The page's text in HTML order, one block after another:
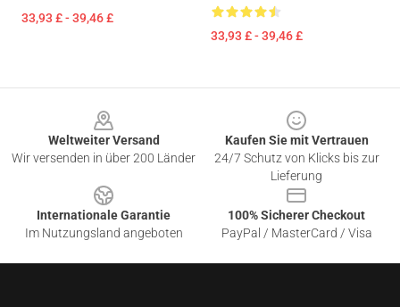
33,93 £ - 39,46 £
33,93 £ - 39,46 £
Weltweiter Versand
Wir versenden in über 200 Länder
Kaufen Sie mit Vertrauen
24/7 Schutz von Klicks bis zur
Lieferung
Internationale Garantie
Im Nutzungsland angeboten
100% Sicherer Checkout
PayPal / MasterCard / Visa